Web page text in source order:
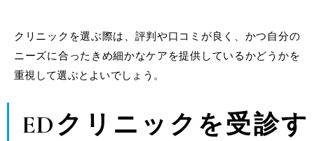
クリニックを選ぶ際は、評判や口コミが良く、かつ自分の
ニーズに合ったきめ細かなケアを提供しているかどうかを
重視して選ぶとよいでしょう。
EDクリニックを受診す